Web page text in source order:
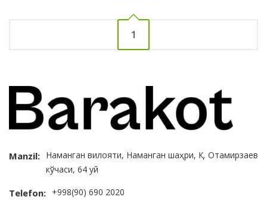
1
Manzil: Наманган вилояти, Наманган шаҳри, Қ. Отамирзаев
кўчаси, 64 уй
Telefon: +998(90) 690 2020